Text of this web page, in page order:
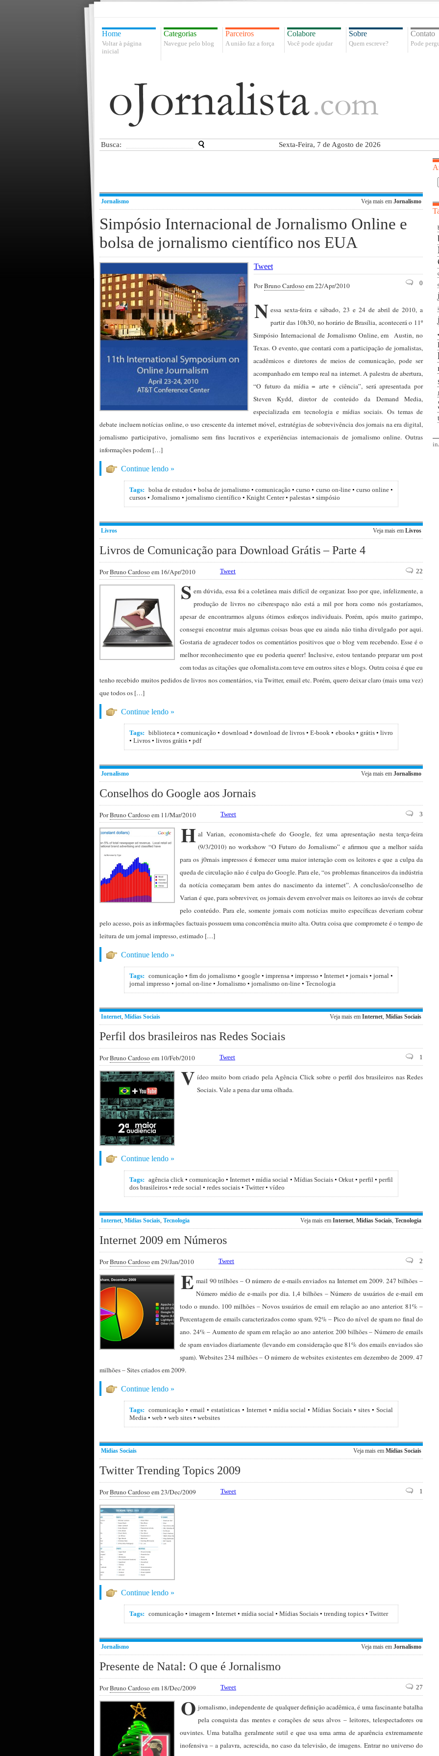
Home
Voltar à página
inicial
Categorias
Navegue pelo blog
Parceiros
A união faz a força
Colabore
Você pode ajudar
Sobre
Quem escreve?
Contato
Pode
Busca: Sexta-Feira, 7 de Agosto de 2026
Jornalismo Veja mais em Jornalismo
Simpósio Internacional de Jornalismo Online e
bolsa de jornalismo científico nos EUA
Tweet
PorBruno Cardosoem 22/Apr/2010 0
N essa sexta-feira e sábado, 23 e 24 de abril de 2010, a
partir das 10h30, no horário de Brasília, acontecerá o 11º
Simpósio Internacional de Jornalismo Online, em Austin, no
Texas. O evento, que contará com a participação de jornalistas,
acadêmicos e diretores de meios de comunicação, pode ser
acompanhado em tempo real na internet. A palestra de abertura,
“O futuro da mídia = arte + ciência”, será apresentada por
Steven Kydd, diretor de conteúdo da Demand Media,
especializada em tecnologia e mídias sociais. Os temas de
debate incluem notícias online, o uso crescente da internet móvel, estratégias de sobrevivência dos jornais na era digital,
jornalismo participativo, jornalismo sem fins lucrativos e experiências internacionais de jornalismo online. Outras
informações podem […]
Continue lendo »
Tags: bolsa de estudos • bolsa de jornalismo • comunicação •curso • curso on-line• curso online •
cursos • Jornalismo • jornalismo científico • Knight Center• palestas • simpósio
Livros Veja mais em Livros
Livros de Comunicação para Download Grátis – Parte 4
PorBruno Cardosoem 16/Apr/2010 Tweet 22
S em dúvida, essa foi a coletânea mais difícil de organizar. Isso por que, infelizmente, a
produção de livros no ciberespaço não está a mil por hora como nós gostaríamos,
apesar de encontrarmos alguns ótimos esforços individuais. Porém, após muito garimpo,
consegui encontrar mais algumas coisas boas que eu ainda não tinha divulgado por aqui.
Gostaria de agradecer todos os comentários positivos que o blog vem recebendo. Esse é o
melhor reconhecimento que eu poderia querer! Inclusive, estou tentando preparar um post
com todas as citações que oJornalista.com teve em outros sites e blogs. Outra coisa é que eu
tenho recebido muitos pedidos de livros nos comentários, via Twitter, email etc. Porém, quero deixar claro (mais uma vez)
que todos os […]
Continue lendo »
Tags: biblioteca •comunicação • download• download de livros •E-book • ebooks• grátis• livro
• Livros • livros grátis • pdf
Jornalismo Veja mais em Jornalismo
Conselhos do Google aos Jornais
PorBruno Cardosoem 11/Mar/2010 Tweet 3
H al Varian, economista-chefe do Google, fez uma apresentação nesta terça-feira
(9/3/2010) no workshow “O Futuro do Jornalismo” e afirmou que a melhor saída
para os j0rnais impressos é fornecer uma maior interação com os leitores e que a culpa da
queda de circulação não é culpa do Google. Para ele, “os problemas financeiros da indústria
da notícia começaram bem antes do nascimento da internet”. A conclusão/conselho de
Varian é que, para sobreviver, os jornais devem envolver mais os leitores ao invés de cobrar
pelo conteúdo. Para ele, somente jornais com notícias muito específicas deveriam cobrar
pelo acesso, pois as informações factuais possuem uma concorrência muito alta. Outra coisa que compromete é o tempo de
leitura de um jornal impresso, estimado […]
Continue lendo »
Tags: comunicação • fim do jornalismo • google • imprensa • impresso • Internet • jornais • jornal •
jornal impresso • jornal on-line • Jornalismo • jornalismo on-line • Tecnologia
Internet, Mídias Sociais Veja mais em Internet, Mídias Sociais
Perfil dos brasileiros nas Redes Sociais
PorBruno Cardosoem 10/Feb/2010 Tweet 1
V ídeo muito bom criado pela Agência Click sobre o perfil dos brasileiros nas Redes
Sociais. Vale a pena dar uma olhada.
Continue lendo »
Tags: agência click •comunicação •Internet •mídia social • Mídias Sociais• Orkut• perfil•perfil
dos brasileiros • rede social • redes sociais • Twitter• vídeo
Internet, Mídias Sociais, Tecnologia Veja mais em Internet, Mídias Sociais, Tecnologia
Internet 2009 em Números
PorBruno Cardosoem 29/Jan/2010 Tweet 2
E mail 90 trilhões – O número de e-mails enviados na Internet em 2009. 247 bilhões –
Número médio de e-mails por dia. 1,4 bilhões – Número de usuários de e-mail em
todo o mundo. 100 milhões – Novos usuários de email em relação ao ano anterior. 81% –
Percentagem de emails caracterizados como spam. 92% – Pico do nível de spam no final do
ano. 24% – Aumento de spam em relação ao ano anterior. 200 bilhões – Número de emails
de spam enviados diariamente (levando em consideração que 81% dos emails enviados são
spam). Websites 234 milhões – O número de websites existentes em dezembro de 2009. 47
milhões – Sites criados em 2009.
Continue lendo »
Tags: comunicação • email• estatísticas• Internet• mídia social •Mídias Sociais •sites • Social
Media • web • web sites • websites
Mídias Sociais Veja mais em Mídias Sociais
Twitter Trending Topics 2009
PorBruno Cardosoem 23/Dec/2009 Tweet 1
Continue lendo »
Tags: comunicação • imagem • Internet • mídia social • Mídias Sociais • trending topics • Twitter
Jornalismo Veja mais em Jornalismo
Presente de Natal: O que é Jornalismo
PorBruno Cardosoem 18/Dec/2009 Tweet 27
O jornalismo, independente de qualquer definição acadêmica, é uma fascinante batalha
pela conquista das mentes e corações de seus alvos – leitores, telespectadores ou
ouvintes. Uma batalha geralmente sutil e que usa uma arma de aparência extremamente
inofensiva – a palavra, acrescida, no caso da televisão, de imagens. Entrar no universo do